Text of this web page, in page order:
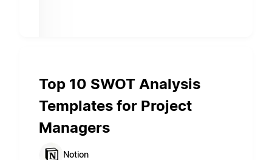
Top 10 SWOT Analysis
Templates for Project
Managers
Notion